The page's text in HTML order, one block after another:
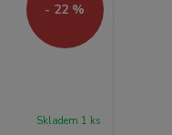
- 22 %
Skladem 1 ks